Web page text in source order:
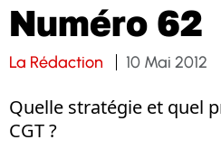
Numéro 62
La Rédaction 10 Mai 2012
Quelle stratégie et quel
CGT ?